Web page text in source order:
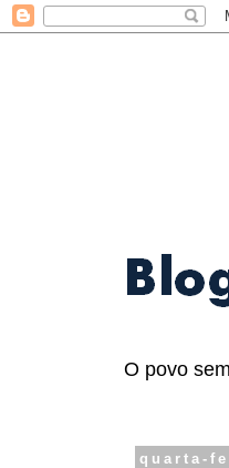
O povo
quarta-